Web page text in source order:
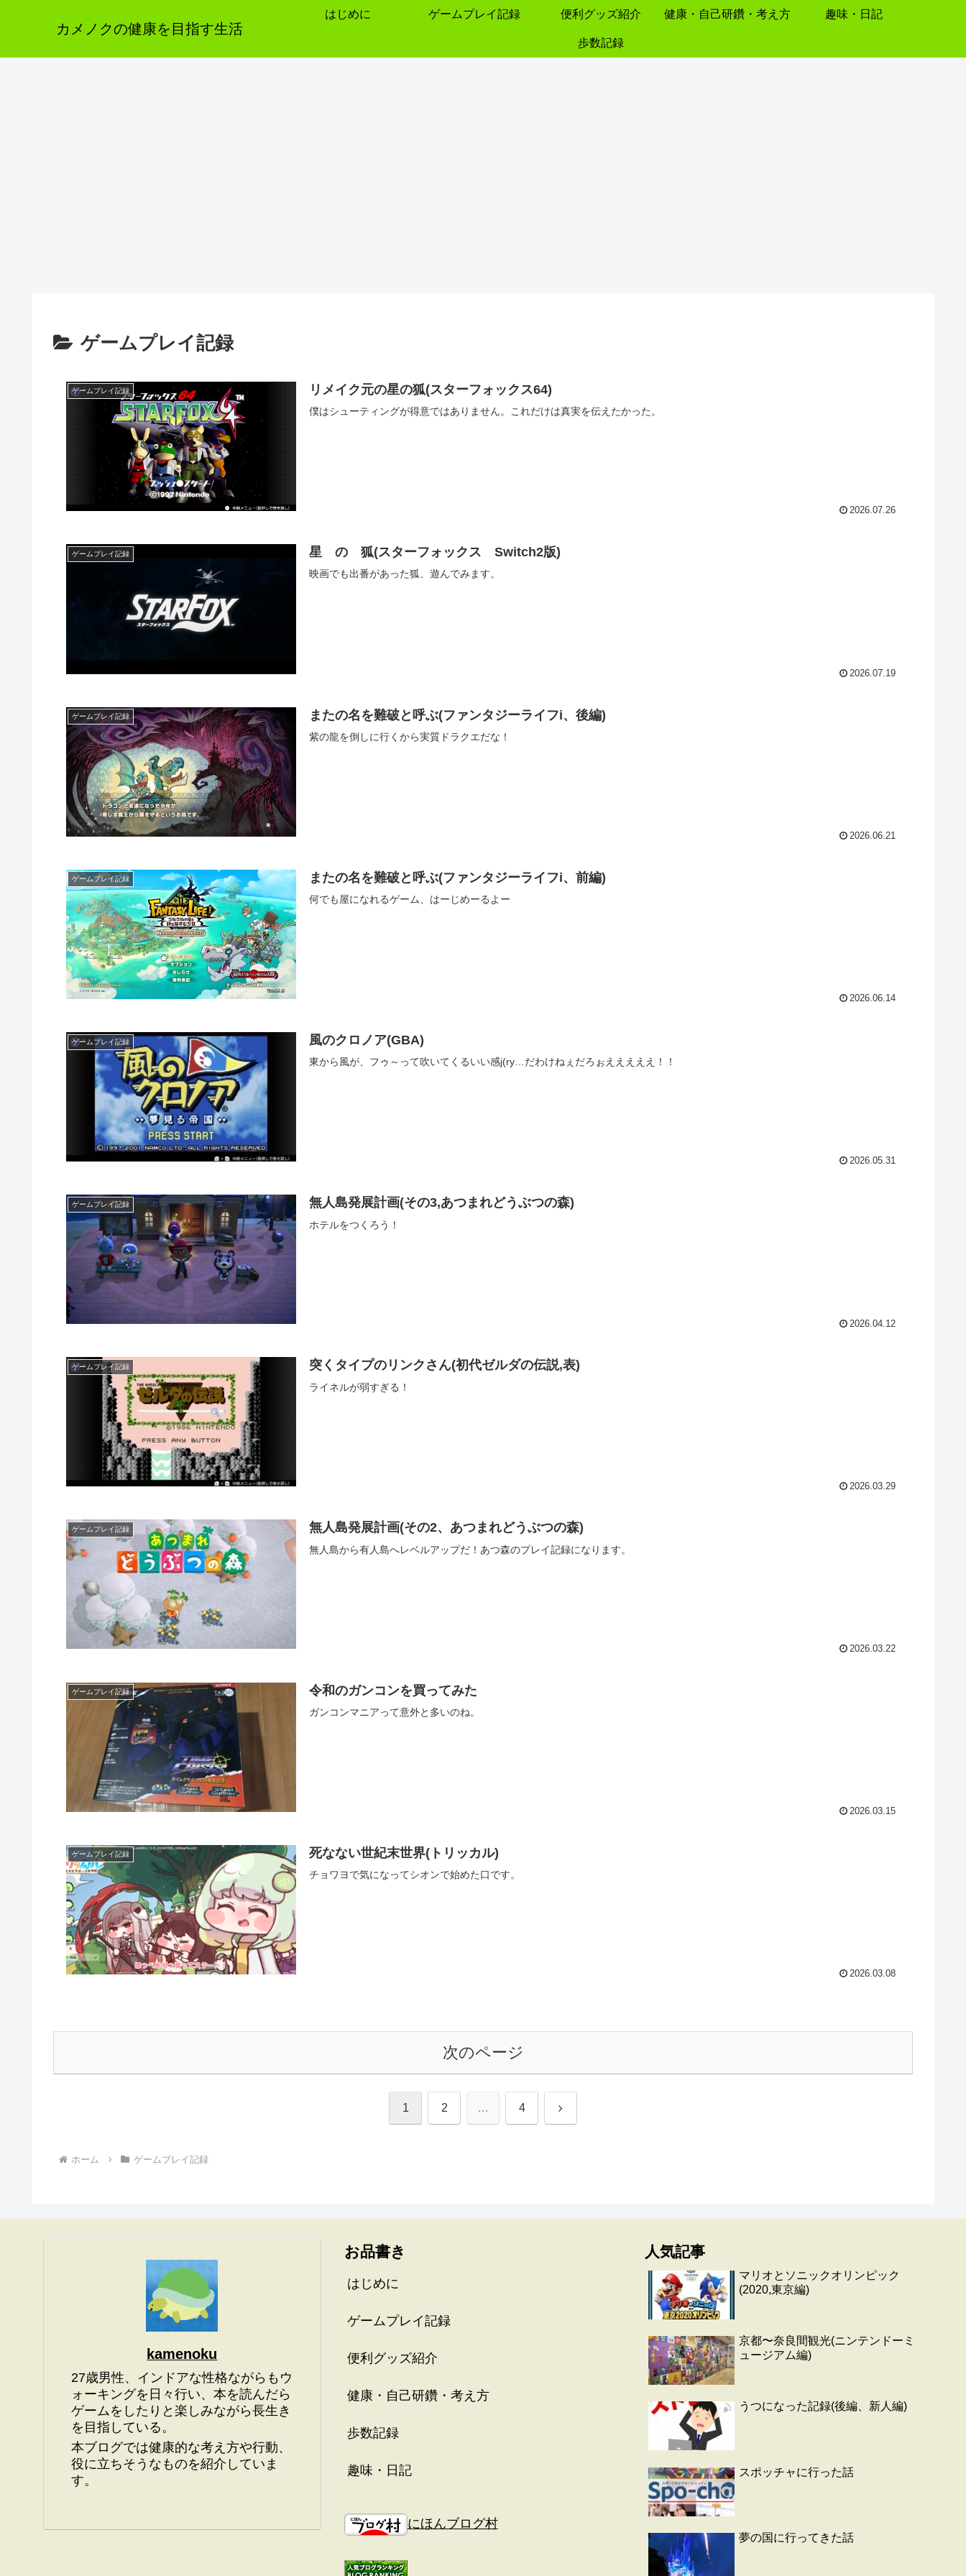
カメノクの健康を目指す生活
はじめに ゲームプレイ記録 便利グッズ紹介 健康・自己研鑽・考え方 趣味・日記
歩数記録
ゲームプレイ記録
ゲームプレイ記録 リメイク元の星の狐(スターフォックス64)
僕はシューティングが得意ではありません。これだけは真実を伝えたかった。
2026.07.26
ゲームプレイ記録 星 の 狐(スターフォックス Switch2版)
映画でも出番があった狐、遊んでみます。
2026.07.19
ゲームプレイ記録 またの名を難破と呼ぶ(ファンタジーライフi、後編)
紫の龍を倒しに行くから実質ドラクエだな！
2026.06.21
ゲームプレイ記録 またの名を難破と呼ぶ(ファンタジーライフi、前編)
何でも屋になれるゲーム、はーじめーるよー
2026.06.14
ゲームプレイ記録 風のクロノア(GBA)
東から風が、フゥ～って吹いてくるいい感j(ry…だわけねぇだろぉえええええ！！
2026.05.31
ゲームプレイ記録 無人島発展計画(その3,あつまれどうぶつの森)
ホテルをつくろう！
2026.04.12
ゲームプレイ記録 突くタイプのリンクさん(初代ゼルダの伝説,表)
ライネルが弱すぎる！
2026.03.29
ゲームプレイ記録 無人島発展計画(その2、あつまれどうぶつの森)
無人島から有人島へレベルアップだ！あつ森のプレイ記録になります。
2026.03.22
ゲームプレイ記録 令和のガンコンを買ってみた
ガンコンマニアって意外と多いのね。
2026.03.15
ゲームプレイ記録 死なない世紀末世界(トリッカル)
チョワヨで気になってシオンで始めた口です。
2026.03.08
次のページ
1 2 … 4 次
ホーム ゲームプレイ記録
kamenoku
27歳男性、インドアな性格ながらもウ
ォーキングを日々行い、本を読んだら
ゲームをしたりと楽しみながら長生き
を目指している。
本ブログでは健康的な考え方や行動、
役に立ちそうなものを紹介していま
す。
お品書き
はじめに
ゲームプレイ記録
便利グッズ紹介
健康・自己研鑽・考え方
歩数記録
趣味・日記
にほんブログ村
人気記事
マリオとソニックオリンピック
(2020,東京編)
京都〜奈良間観光(ニンテンドーミ
ュージアム編)
うつになった記録(後編、新人編)
スポッチャに行った話
夢の国に行ってきた話